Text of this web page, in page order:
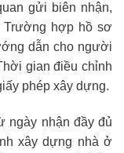
gửi biên nhận,
Trường hợp hồ sơ
dẫn cho người
gian điều chỉnh
phép xây dựng.
ngày nhận đầy đủ
xây dựng nhà ở